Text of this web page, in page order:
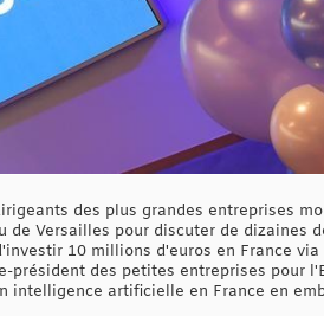
des plus grandes entreprises
Versailles pour discuter de dizaines
10 millions d'euros en France
président des petites entreprises pour
intelligence artificielle en France en